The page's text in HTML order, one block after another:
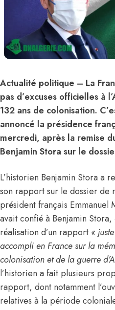
Actualité politique – La
pas d’excuses officielles à l’
132 ans de colonisation.
annoncé la présidence
mercredi, après la remise
Benjamin Stora sur le
L’historien Benjamin Stora a
son rapport sur le dossier de
président français Emmanuel
avait confié à Benjamin
réalisation d’un rapport «
accompli en France sur la
colonisation et de la guerre d’
l’historien a fait plusieurs
rapport, dont notamment
relatives à la période